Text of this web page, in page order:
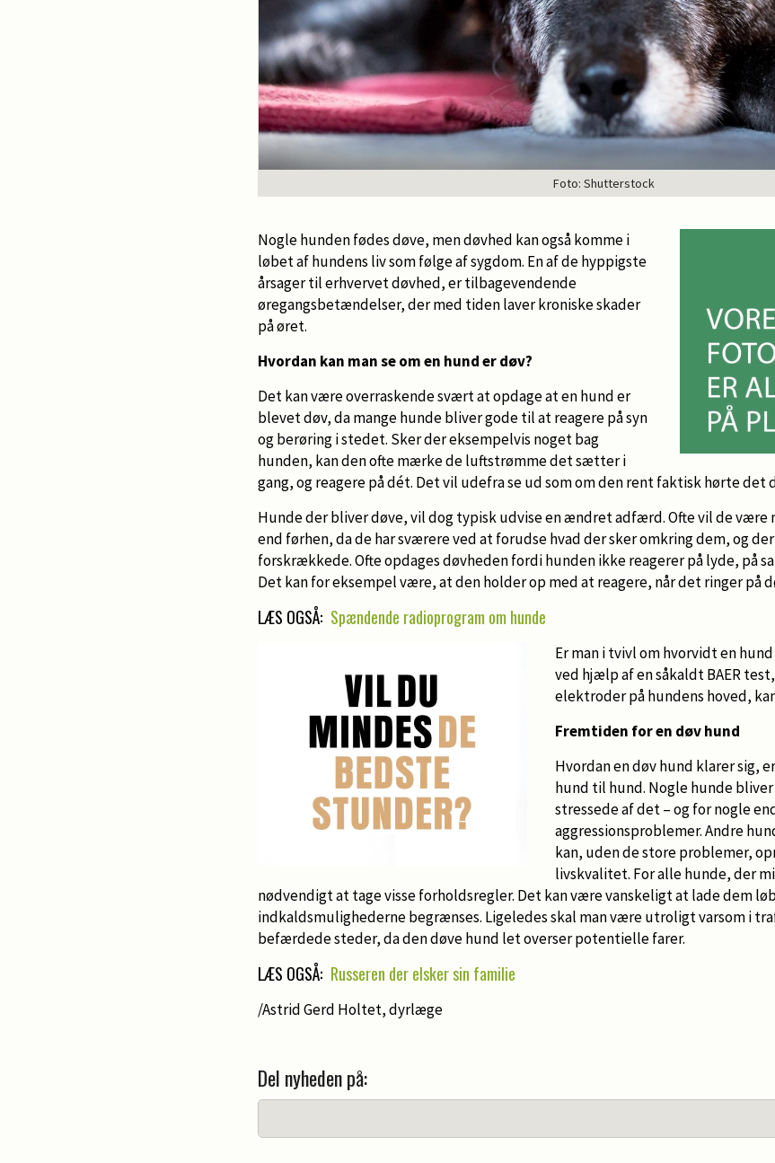
Foto: Shutterstock
Nogle hunden fødes døve, men døvhed kan også komme i
løbet af hundens liv som følge af sygdom. En af de hyppigste
årsager til erhvervet døvhed, er tilbagevendende
øregangsbetændelser, der med tiden laver kroniske skader
på øret.
Hvordan kan man se om en hund er døv?
Det kan være overraskende svært at opdage at en hund er
blevet døv, da mange hunde bliver gode til at reagere på syn
og berøring i stedet. Sker der eksempelvis noget bag
hunden, kan den ofte mærke de luftstrømme det sætter i
gang, og reagere på dét. Det vil udefra se ud som om den rent faktisk hørte det
Hunde der bliver døve, vil dog typisk udvise en ændret adfærd. Ofte vil de
end førhen, da de har sværere ved at forudse hvad der sker omkring dem, og
forskrækkede. Ofte opdages døvheden fordi hunden ikke reagerer på lyde, på
Det kan for eksempel være, at den holder op med at reagere, når det ringer på
LÆS OGSÅ: Spændende radioprogram om hunde
Er man i tvivl om hvorvidt en
ved hjælp af en såkaldt BAER
elektroder på hundens hoved,
Fremtiden for en døv hund
Hvordan en døv hund klarer sig,
hund til hund. Nogle hunde
stressede af det – og for nogle
aggressionsproblemer. Andre
kan, uden de store problemer,
livskvalitet. For alle hunde, der
nødvendigt at tage visse forholdsregler. Det kan være vanskeligt at lade dem
indkaldsmulighederne begrænses. Ligeledes skal man være utroligt varsom i
befærdede steder, da den døve hund let overser potentielle farer.
LÆS OGSÅ: Russeren der elsker sin familie
/Astrid Gerd Holtet, dyrlæge
Del nyheden på: